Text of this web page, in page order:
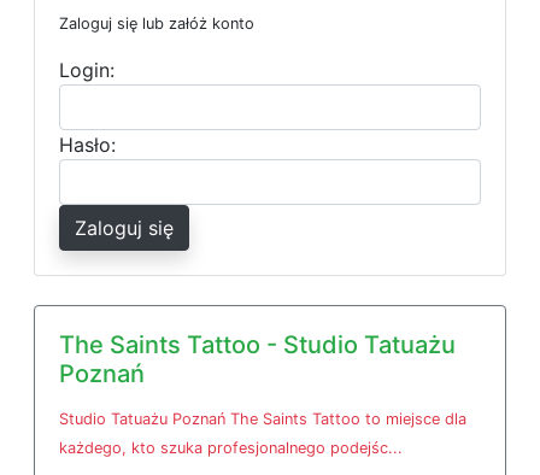
Zaloguj się lub załóż konto
Login:
Hasło:
Zaloguj się
The Saints Tattoo - Studio Tatuażu
Poznań
Studio Tatuażu Poznań The Saints Tattoo to miejsce dla
każdego, kto szuka profesjonalnego podejśc...